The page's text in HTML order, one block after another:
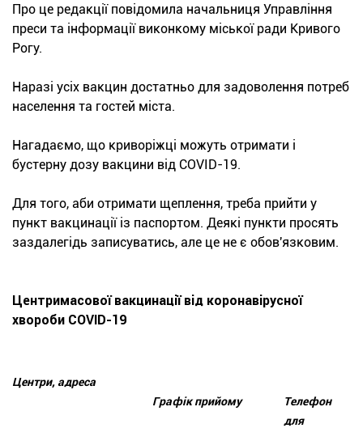
Про це редакції повідомила начальниця Управління
преси та інформації виконкому міської ради Кривого
Рогу.
Наразі усіх вакцин достатньо для задоволення потреб
населення та гостей міста.
Нагадаємо, що криворіжці можуть отримати і
бустерну дозу вакцини від COVID-19.
Для того, аби отримати щеплення, треба прийти у
пункт вакцинації із паспортом. Деякі пункти просять
заздалегідь записуватись, але це не є обов'язковим.
Центримасової вакцинації від коронавірусної
хвороби COVID-19
Центри, адреса
Графік прийому
Телефон
для